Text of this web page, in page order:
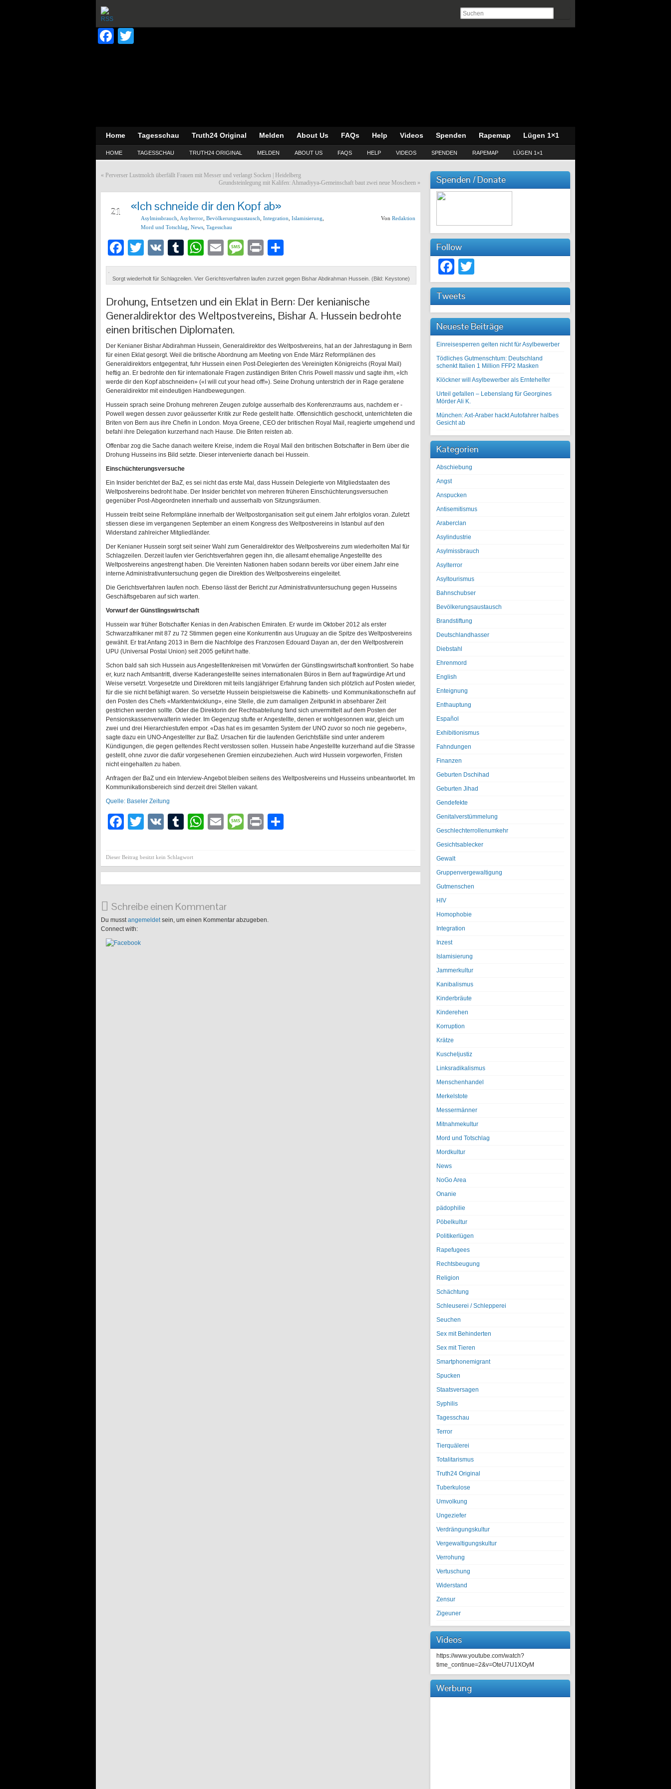
Facebook
Home Tagesschau Truth24 Original Melden About Us FAQs Help Videos Spenden Rapemap Lügen 1×1
HOME TAGESSCHAU TRUTH24 ORIGINAL MELDEN ABOUT US FAQS HELP VIDEOS SPENDEN RAPEMAP LÜGEN 1×1
« Perverser Lustmolch überfällt Frauen mit Messer und verlangt Socken | Heidelberg
Grundsteinlegung mit Kalifen: Ahmadiyya-Gemeinschaft baut zwei neue Moscheen »
21 «Ich schneide dir den Kopf ab»
Asylmissbrauch Asylterror Bevölkerungsaustausch Integration Islamisierung
Mord und Totschlag News Tagesschau
Von Redaktion
Facebook
Twitter
VK Tumblr
WhatsApp
EmailMessage
Print
Sorgt wiederholt für Schlagzeilen. Vier Gerichtsverfahren laufen zurzeit gegen Bishar Abdirahman Hussein. (Bild: Keystone)
Drohung, Entsetzen und ein Eklat in Bern: Der kenianische
Generaldirektor des Weltpostvereins, Bishar A. Hussein bedrohte
einen britischen Diplomaten.
Der Kenianer Bishar Abdirahman Hussein, Generaldirektor des Weltpostvereins, hat an der Jahrestagung in Bern
für einen Eklat gesorgt. Weil die britische Abordnung am Meeting von Ende März Reformplänen des
Generaldirektors entgegentrat, fuhr Hussein einen Post-Delegierten des Vereinigten Königreichs (Royal Mail)
heftig an. Er bedrohte den für internationale Fragen zuständigen Briten Chris Powell massiv und sagte ihm, «Ich
werde dir den Kopf abschneiden» («I will cut your head off!»). Seine Drohung unterstrich der in Rage geratene
Generaldirektor mit eindeutigen Handbewegungen.
Hussein sprach seine Drohung mehreren Zeugen zufolge ausserhalb des Konferenzraums aus, nachdem er ­
Powell wegen dessen zuvor geäusserter Kritik zur Rede gestellt hatte. Offensichtlich geschockt, unterrichteten die
Briten von Bern aus ihre Chefin in London. Moya Greene, CEO der britischen Royal Mail, reagierte umgehend und
befahl ihre Delegation kurzerhand nach Hause. Die Briten reisten ab.
Offenbar zog die Sache danach weitere Kreise, indem die Royal Mail den britischen Botschafter in Bern über die
Drohung Husseins ins Bild setzte. Dieser intervenierte danach bei Hussein.
Einschüchterungsversuche
Ein Insider berichtet der BaZ, es sei nicht das erste Mal, dass Hussein Delegierte von Mitgliedstaaten des
Weltpostvereins bedroht habe. Der Insider berichtet von mehreren früheren Einschüchterungsversuchen
gegenüber Post-Abgeordneten innerhalb und aus­serhalb von Sitzungsräumen.
Hussein treibt seine Reformpläne innerhalb der Weltpostorganisation seit gut einem Jahr erfolglos voran. Zuletzt
stiessen diese im vergangenen September an einem Kongress des Weltpostvereins in Istanbul auf den
Widerstand zahlreicher Mitgliedländer.
Der Kenianer Hussein sorgt seit seiner Wahl zum Generaldirektor des Weltpostvereins zum wiederholten Mal für
Schlagzeilen. Derzeit laufen vier Gerichtsverfahren gegen ihn, die allesamt ehemalige Angestellte des
Weltpostvereins angestrengt haben. Die Vereinten Nationen haben sodann bereits vor über einem Jahr eine
interne Admini­strativuntersuchung gegen die Direktion des Weltpostvereins eingeleitet.
Die Gerichtsverfahren laufen noch. Ebenso lässt der Bericht zur Admini­strativuntersuchung gegen Husseins
Geschäftsgebaren auf sich warten.
Vorwurf der Günstlingswirtschaft
Hussein war früher Botschafter Kenias in den Arabischen Emiraten. Er wurde im Oktober 2012 als erster
Schwarzafrikaner mit 87 zu 72 Stimmen gegen eine Konkurrentin aus Uruguay an die Spitze des Weltpostvereins
gewählt. Er trat Anfang 2013 in Bern die Nachfolge des Franzosen Edouard Dayan an, der den Weltpostverein
UPU (Universal Postal Union) seit 2005 geführt hatte.
Schon bald sah sich Hussein aus Angestelltenkreisen mit Vorwürfen der Günstlingswirtschaft konfrontiert. So habe
er, kurz nach Amtsantritt, diverse Kaderangestellte seines internationalen Büros in Bern auf fragwürdige Art und
Weise versetzt. Vorgesetzte und Direktoren mit teils langjähriger Erfahrung fanden sich plötzlich auf Posten wieder,
für die sie nicht befähigt waren. So versetzte Hussein beispielsweise die Kabinetts- und Kommunikationschefin auf
den Posten des Chefs «Marktentwicklung», eine Stelle, die zum damaligen Zeitpunkt in absehbarer Zeit
gestrichen werden sollte. Oder die Direktorin der Rechtsabteilung fand sich unvermittelt auf dem Posten der
Pensionskassenverwalterin wieder. Im Gegenzug stufte er Angestellte, denen er wohlgesonnen war, gleich um
zwei und drei Hier­archiestufen empor. «Das hat es im gesamten System der UNO zuvor so noch nie gegeben»,
sagte dazu ein UNO-Angestellter zur BaZ. Ursachen für die laufenden Gerichtsfälle sind unter anderem
Kündigungen, die gegen geltendes Recht verstossen sollen. Hussein habe Angestellte kurzerhand auf die Strasse
gestellt, ohne zuvor die dafür vorgesehenen Gremien einzubeziehen. Auch wird Hussein vorgeworfen, Fristen
nicht eingehalten zu haben.
Anfragen der BaZ und ein Interview-Angebot bleiben seitens des Weltpostvereins und Husseins unbeantwortet. Im
Kommunikationsbereich sind derzeit drei Stellen vakant.
Quelle: Baseler Zeitung
Facebook
Twitter
VK Tumblr
WhatsApp
EmailMessage
Print
Dieser Beitrag besitzt kein Schlagwort
Schreibe einen Kommentar
Du musstangemeldetsein, um einen Kommentar abzugeben.
Connect with:
Spenden / Donate
Follow
Facebook
Tweets
Neueste Beiträge
Einreisesperren gelten nicht für Asylbewerber
Tödliches Gutmenschtum: Deutschland
schenkt Italien 1 Million FFP2 Masken
Klöckner will Asylbewerber als Erntehelfer
Urteil gefallen – Lebenslang für Georgines
Mörder Ali K.
München: Axt-Araber hackt Autofahrer halbes
Gesicht ab
Kategorien
Abschiebung
Angst
Anspucken
Antisemitismus
Araberclan
Asylindustrie
Asylmissbrauch
Asylterror
Asyltourismus
Bahnschubser
Bevölkerungsaustausch
Brandstiftung
Deutschlandhasser
Diebstahl
Ehrenmord
English
Enteignung
Enthauptung
Español
Exhibitionismus
Fahndungen
Finanzen
Geburten Dschihad
Geburten Jihad
Gendefekte
Genitalverstümmelung
Geschlechterrollenumkehr
Gesichtsablecker
Gewalt
Gruppenvergewaltigung
Gutmenschen
HIV
Homophobie
Integration
Inzest
Islamisierung
Jammerkultur
Kanibalismus
Kinderbräute
Kinderehen
Korruption
Krätze
Kuscheljustiz
Linksradikalismus
Menschenhandel
Merkelstote
Messermänner
Mitnahmekultur
Mord und Totschlag
Mordkultur
News
NoGo Area
Onanie
pädophilie
Pöbelkultur
Politikerlügen
Rapefugees
Rechtsbeugung
Religion
Schächtung
Schleuserei / Schlepperei
Seuchen
Sex mit Behinderten
Sex mit Tieren
Smartphonemigrant
Spucken
Staatsversagen
Syphilis
Tagesschau
Terror
Tierquälerei
Totalitarismus
Truth24 Original
Tuberkulose
Umvolkung
Ungeziefer
Verdrängungskultur
Vergewaltigungskultur
Verrohung
Vertuschung
Widerstand
Zensur
Zigeuner
Videos
https://www.youtube.com/watch?
time_continue=2&v=OteU7U1XOyM
Werbung